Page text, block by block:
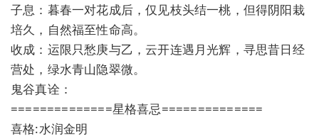
子息：暮春一对花成后，仅见枝头结一桃，但得阴阳栽
培久，自然福至性命高。
收成：运限只愁庚与乙，云开连遇月光辉，寻思昔日经
营处，绿水青山隐翠微。
鬼谷真诠：
==============星格喜忌==============
喜格:水润金明